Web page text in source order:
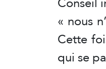
« nous
Cette
qui se